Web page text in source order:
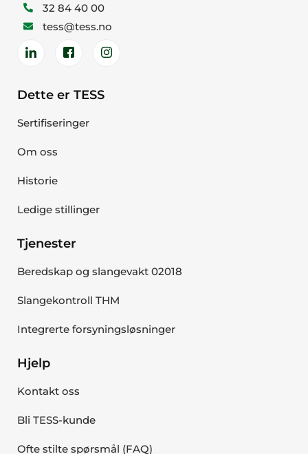
32 84 40 00
tess@tess.no
Dette er TESS
Sertifiseringer
Om oss
Historie
Ledige stillinger
Tjenester
Beredskap og slangevakt 02018
Slangekontroll THM
Integrerte forsyningsløsninger
Hjelp
Kontakt oss
Bli TESS-kunde
Ofte stilte spørsmål (FAQ)